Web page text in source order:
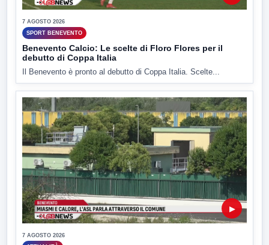
7 AGOSTO 2026
SPORT BENEVENTO
Benevento Calcio: Le scelte di Floro Flores per il
debutto di Coppa Italia
Il Benevento è pronto al debutto di Coppa Italia. Scelte...
▶
7 AGOSTO 2026